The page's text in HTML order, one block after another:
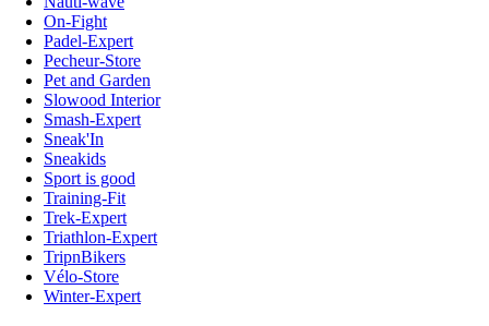
On-Fight
Padel-Expert
Pecheur-Store
Pet and Garden
Slowood Interior
Smash-Expert
Sneak'In
Sneakids
Sport is good
Training-Fit
Trek-Expert
Triathlon-Expert
TripnBikers
Vélo-Store
Winter-Expert